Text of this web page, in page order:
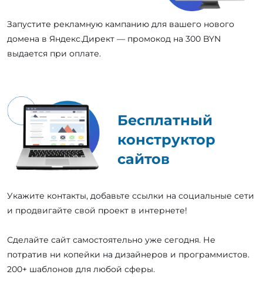
Запустите рекламную кампанию для вашего нового
домена в Яндекс.Директ — промокод на 300 BYN
выдается при оплате.
Бесплатный
конструктор
сайтов
Укажите контакты, добавьте ссылки на социальные сети
и продвигайте свой проект в интернете!
Сделайте сайт самостоятельно уже сегодня. Не
потратив ни копейки на дизайнеров и программистов.
200+ шаблонов для любой сферы.